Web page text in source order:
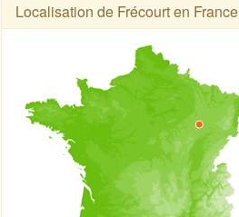
Localisation de Frécourt en France